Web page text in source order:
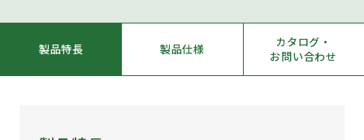
製品特長 製品仕様
カタログ・
お問い合わせ